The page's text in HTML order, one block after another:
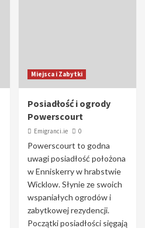
Miejsca i Zabytki
Posiadłość i ogrody
Powerscourt
Emigranci.ie 0
Powerscourt to godna
uwagi posiadłość położona
w Enniskerry w hrabstwie
Wicklow. Słynie ze swoich
wspaniałych ogrodów i
zabytkowej rezydencji.
Początki posiadłości sięgają